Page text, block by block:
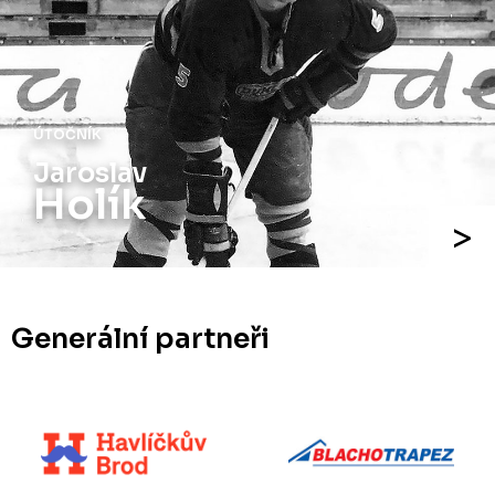
ÚTOČNÍK
Jaroslav
Holík
Generální partneři